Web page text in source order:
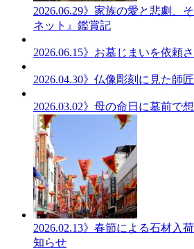
2026.06.29》家族の愛と悲劇、
ネット』鑑賞記
2026.06.15》お墓じまいを依頼
2026.04.30》仏像彫刻に見た師
2026.03.02》母の命日に墓前で
2026.02.13》春節による石材入
知らせ